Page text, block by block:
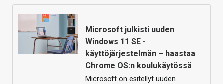
Microsoft julkisti uuden
Windows 11 SE -
käyttöjärjestelmän – haastaa
Chrome OS:n koulukäytössä
Microsoft on esitellyt uuden